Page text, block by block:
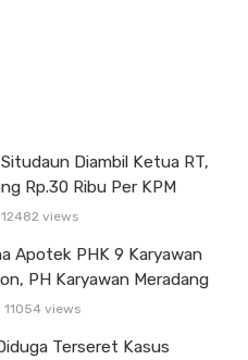
Diambil Ketua RT,
Rp.30 Ribu Per KPM
12482 views
Apotek PHK 9 Karyawan
PH Karyawan Meradang
11054 views
Terseret Kasus